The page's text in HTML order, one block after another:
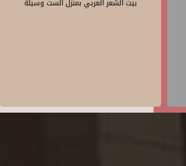
بيت الشعر العربي بمنزل الست وسيلة